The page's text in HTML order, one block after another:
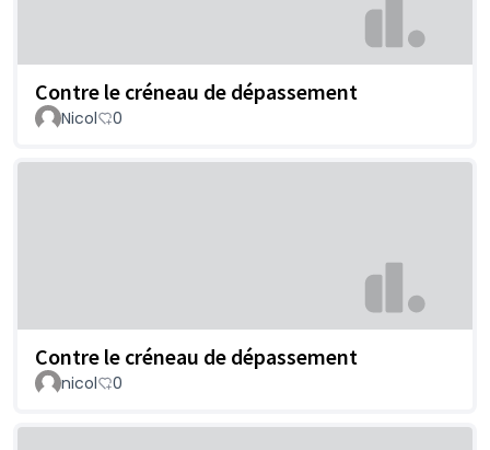
Contre le créneau de dépassement
Nicol 0
Contre le créneau de dépassement
nicol 0